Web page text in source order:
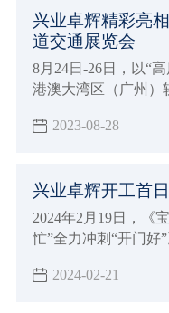
兴业卓辉精彩亮
道交通展览会
8月24日-26日，以“
港澳大湾区（广州）
轨道交通洁净与防
2023-08-28
兴业卓辉开工首
2024年2月19日，《
忙”全力冲刺“开门好
象进行关注报道。报
2024-02-21